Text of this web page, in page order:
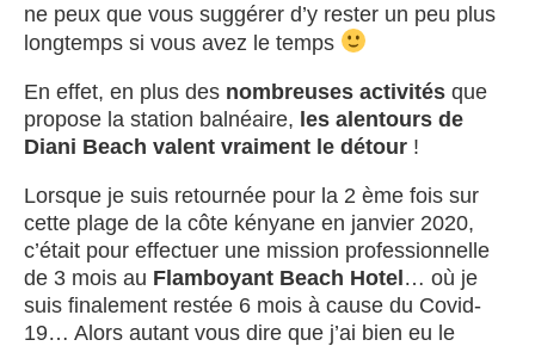
ne peux que vous suggérer d’y rester un peu plus
longtemps si vous avez le temps
En effet, en plus des nombreuses activités que
propose la station balnéaire, les alentours de
Diani Beach valent vraiment le détour !
Lorsque je suis retournée pour la 2 ème fois sur
cette plage de la côte kényane en janvier 2020,
c’était pour effectuer une mission professionnelle
de 3 mois au Flamboyant Beach Hotel… où je
suis finalement restée 6 mois à cause du Covid-
19… Alors autant vous dire que j’ai bien eu le